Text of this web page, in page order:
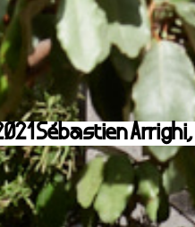
Sébastien Arrighi,